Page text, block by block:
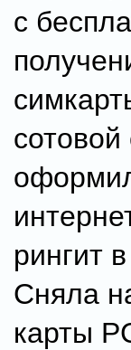
с
рингит
Сняла
карты